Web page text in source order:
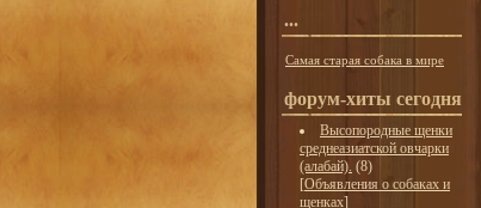
...
Самая старая собака в мире
форум-хиты сегодня
Высопородные щенки
среднеазиатской овчарки
(алабай). (8)
[Объявления о собаках и
щенках]